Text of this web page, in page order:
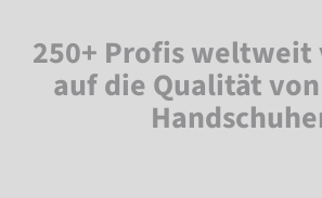
250+ Profis
auf die Qualität